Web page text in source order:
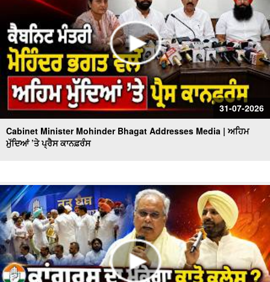
31-07-2026
Cabinet Minister Mohinder Bhagat Addresses Media | ਅਹਿਮ
ਮੁੱਦਿਆਂ ’ਤੇ ਪ੍ਰੈਸ ਕਾਨਫ਼ਰੰਸ